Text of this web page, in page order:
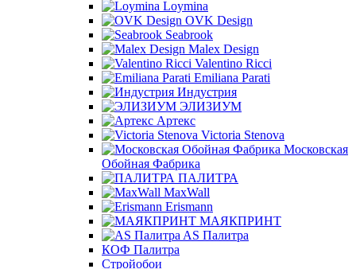
Loymina
OVK Design
Seabrook
Malex Design
Valentino Ricci
Emiliana Parati
Индустрия
ЭЛИЗИУМ
Артекс
Victoria Stenova
Московская
Обойная Фабрика
ПАЛИТРА
MaxWall
Erismann
МАЯКПРИНТ
AS Палитра
КОФ Палитра
Стройобои